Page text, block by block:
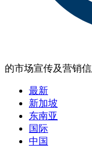
的市场宣传及营销信
最新
新加坡
东南亚
国际
中国